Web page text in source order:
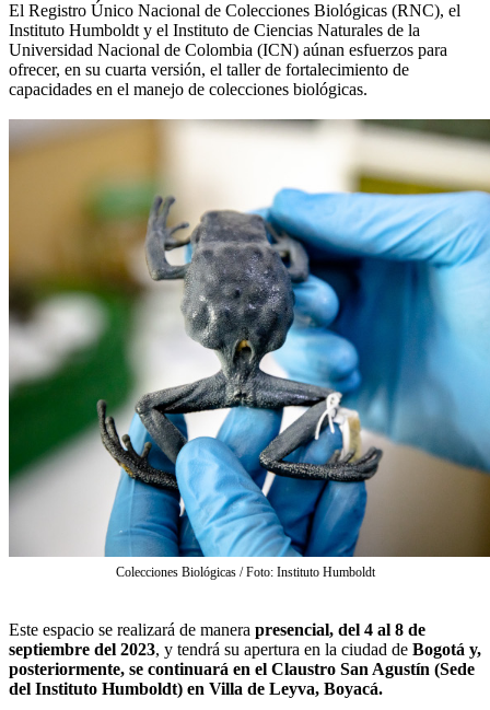
El Registro Único Nacional de Colecciones Biológicas (RNC), el
Instituto Humboldt y el Instituto de Ciencias Naturales de la
Universidad Nacional de Colombia (ICN) aúnan esfuerzos para
ofrecer, en su cuarta versión, el taller de fortalecimiento de
capacidades en el manejo de colecciones biológicas.
Colecciones Biológicas / Foto: Instituto Humboldt
Este espacio se realizará de manera presencial, del 4 al 8 de
septiembre del 2023, y tendrá su apertura en la ciudad de Bogotá y,
posteriormente, se continuará en el Claustro San Agustín (Sede
del Instituto Humboldt) en Villa de Leyva, Boyacá.